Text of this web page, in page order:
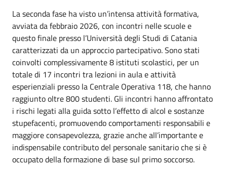
La seconda fase ha visto un’intensa attività formativa,
avviata da febbraio 2026, con incontri nelle scuole e
questo finale presso l’Università degli Studi di Catania
caratterizzati da un approccio partecipativo. Sono stati
coinvolti complessivamente 8 istituti scolastici, per un
totale di 17 incontri tra lezioni in aula e attività
esperienziali presso la Centrale Operativa 118, che hanno
raggiunto oltre 800 studenti. Gli incontri hanno affrontato
i rischi legati alla guida sotto l’effetto di alcol e sostanze
stupefacenti, promuovendo comportamenti responsabili e
maggiore consapevolezza, grazie anche all’importante e
indispensabile contributo del personale sanitario che si è
occupato della formazione di base sul primo soccorso.